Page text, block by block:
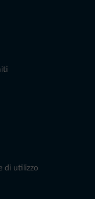
di utilizzo